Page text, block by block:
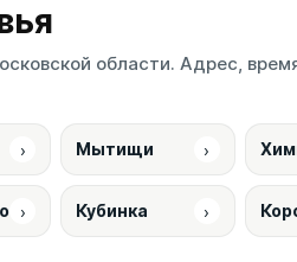
области. Адрес,
› Мытищи ›
› Кубинка ›